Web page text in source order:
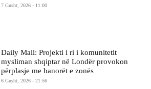
7 Gusht, 2026 - 11:00
Daily Mail: Projekti i ri i komunitetit
mysliman shqiptar në Londër provokon
përplasje me banorët e zonës
6 Gusht, 2026 - 21:56